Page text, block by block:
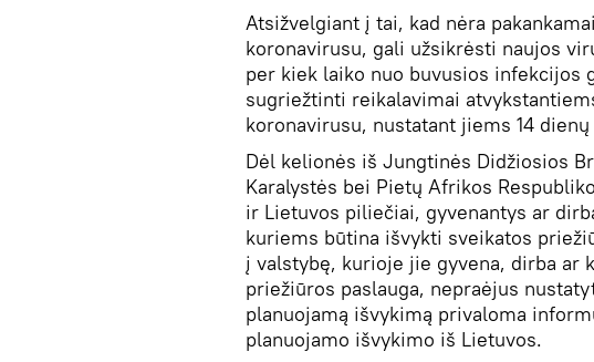
Atsižvelgiant į tai, kad nėra
koronavirusu, gali užsikrėsti naujos
per kiek laiko nuo buvusios infekcijos
sugriežtinti reikalavimai
koronavirusu, nustatant jiems 14
Dėl kelionės iš Jungtinės Didžiosios
Karalystės bei Pietų Afrikos
ir Lietuvos piliečiai, gyvenantys ar
kuriems būtina išvykti sveikatos
į valstybę, kurioje jie gyvena, dirba ar
priežiūros paslauga, nepraėjus
planuojamą išvykimą privaloma
planuojamo išvykimo iš Lietuvos.